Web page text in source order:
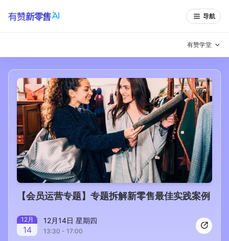
导航
有赞学堂
有赞说增长
私域日历 增长方法
有赞说案例拆解 有赞专家说
有赞成功案例 新零售最佳实践
面对面聊增长
有赞春季发布会 实干家直播间
新零售大会
【会员运营专题】专题拆解新零售最佳实践案例
12月
14
12月14日 星期四
13:30 - 17:00